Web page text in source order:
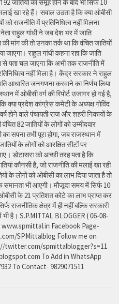
जातियों का समूह होने के बाद भी सिर्फ 10
खा रहे हैं। सवाल उठता है कि क्या ओबीसी
को राजनीति में प्रतिनिधित्व नहीं मिलना
राहुल गांधी ने जब देश भर में जाति
मांग की तो उनका तर्क था कि वंचित जातियों
जाएगा। राहुल गांधी कहना रहा कि जाति
पता चल जाएगा कि अभी तक राजनीति में
नहीं मिला है। केंद्र सरकार ने राहुल
आधारित जनगणना करवाने का निर्णय लिया
में ओबीसी वर्ग की रिपोर्ट उजागर हो गई है,
क्या प्रदेश कांग्रेस कमेटी के अध्यक्ष गोविंद
होने वाले पंचायती राज और शहरी निकायों के
82 जातियों के लोगों को उम्मीदवार
का सपना तभी पूरा होगा, जब राजस्थान में
के लोगों को आरक्षित सीटों पर
डोटासरा को अच्छी तरह पता है कि
कौनसी है, जो राजनीति की मलाई खा रही
के लोगों को ओबीसी का लाभ दिया जाता है तो
समानता भी आएगी। मौजूदा समय में सिर्फ 10
के 21 प्रतिशत कोटे का लाभ प्राप्त कर
राजनीतिक क्षेत्र में ही नहीं बल्कि सरकारी
भी है। S.P.MITTAL BLOGGER ( 06-08-
Facebook Page-
SPMittalblog Follow me on
twitter.com/spmittalblogger?s=11
To Add in WhatsApp
To Contact- 9829071511